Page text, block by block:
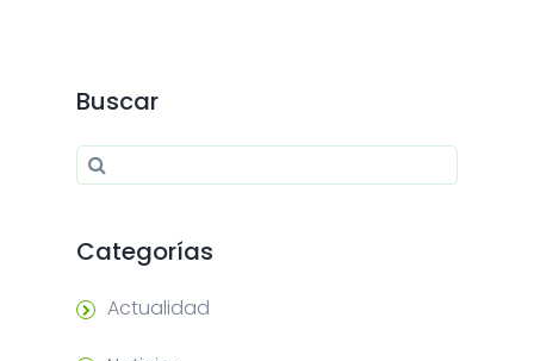
Buscar
Search for:
Categorías
Actualidad